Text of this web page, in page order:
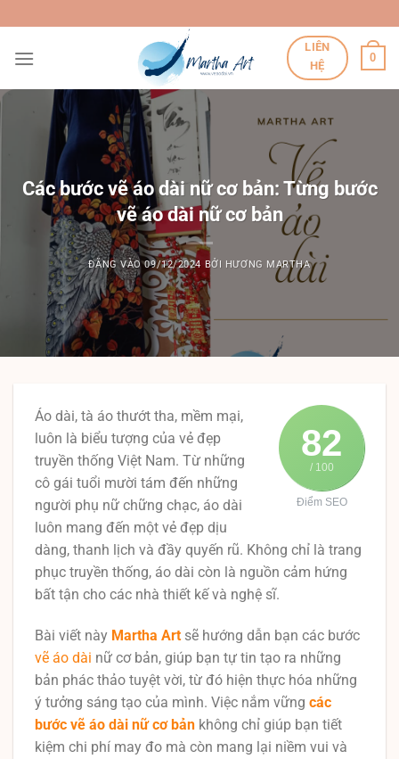
qua
nội
LIÊN
HỆ
0
Các bước vẽ áo dài nữ cơ bản: Từng bước
vẽ áo dài nữ cơ bản
ĐĂNG VÀO09/12/2024 BỞI HƯƠNG MARTHA
82
/ 100
Điểm SEO
Áo dài, tà áo thướt tha, mềm mại,
luôn là biểu tượng của vẻ đẹp
truyền thống Việt Nam. Từ những
cô gái tuổi mười tám đến những
người phụ nữ chững chạc, áo dài
luôn mang đến một vẻ đẹp dịu
dàng, thanh lịch và đầy quyến rũ. Không chỉ là trang
phục truyền thống, áo dài còn là nguồn cảm hứng
bất tận cho các nhà thiết kế và nghệ sĩ.
Bài viết này Martha Art sẽ hướng dẫn bạn các bước
vẽ áo dài nữ cơ bản, giúp bạn tự tin tạo ra những
bản phác thảo tuyệt vời, từ đó hiện thực hóa những
ý tưởng sáng tạo của mình. Việc nắm vững các
bước vẽ áo dài nữ cơ bản không chỉ giúp bạn tiết
kiệm chi phí may đo mà còn mang lại niềm vui và